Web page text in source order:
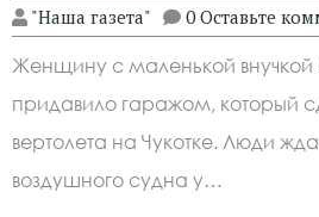
"Наша газета" 0 Оставьте
Женщину с маленькой внучкой
придавило гаражом, который
вертолета на Чукотке. Люди
воздушного судна у…